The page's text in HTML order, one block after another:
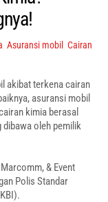
Asuransi mobil Cairan
akibat terkena cairan
asuransi mobil
kimia berasal
dibawa oleh pemilik
& Event
Polis Standar